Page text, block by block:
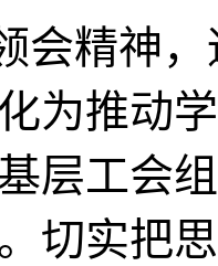
会精神
为推动
层工会
切实把